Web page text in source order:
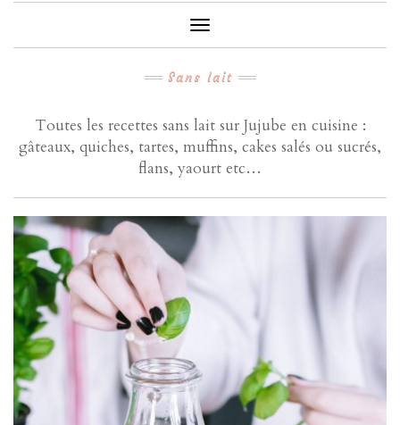
Toggle
Navigation
Sans lait
Toutes les recettes sans lait sur Jujube en cuisine :
gâteaux, quiches, tartes, muffins, cakes salés ou sucrés,
flans, yaourt etc…